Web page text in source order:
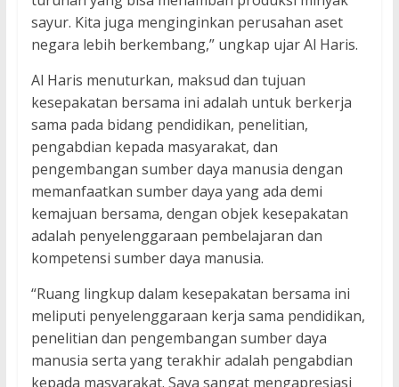
sayur. Kita juga menginginkan perusahan aset
negara lebih berkembang,” ungkap ujar Al Haris.
Al Haris menuturkan, maksud dan tujuan
kesepakatan bersama ini adalah untuk berkerja
sama pada bidang pendidikan, penelitian,
pengabdian kepada masyarakat, dan
pengembangan sumber daya manusia dengan
memanfaatkan sumber daya yang ada demi
kemajuan bersama, dengan objek kesepakatan
adalah penyelenggaraan pembelajaran dan
kompetensi sumber daya manusia.
“Ruang lingkup dalam kesepakatan bersama ini
meliputi penyelenggaraan kerja sama pendidikan,
penelitian dan pengembangan sumber daya
manusia serta yang terakhir adalah pengabdian
kepada masyarakat. Saya sangat mengapresiasi